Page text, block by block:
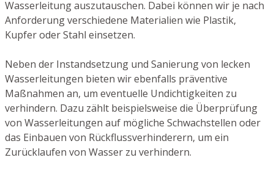
Wasserleitung auszutauschen. Dabei können wir je nach
Anforderung verschiedene Materialien wie Plastik,
Kupfer oder Stahl einsetzen.
Neben der Instandsetzung und Sanierung von lecken
Wasserleitungen bieten wir ebenfalls präventive
Maßnahmen an, um eventuelle Undichtigkeiten zu
verhindern. Dazu zählt beispielsweise die Überprüfung
von Wasserleitungen auf mögliche Schwachstellen oder
das Einbauen von Rückflussverhinderern, um ein
Zurücklaufen von Wasser zu verhindern.